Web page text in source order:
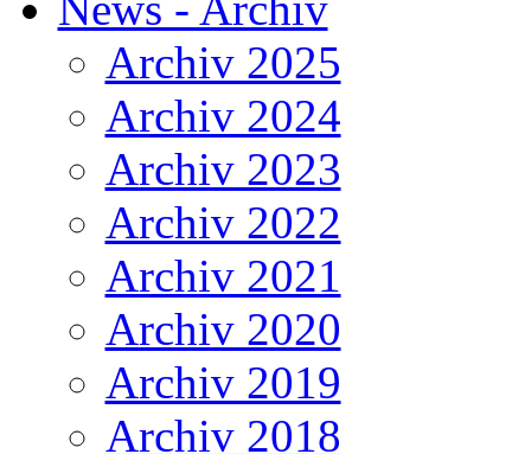
Archiv 2025
Archiv 2024
Archiv 2023
Archiv 2022
Archiv 2021
Archiv 2020
Archiv 2019
Archiv 2018